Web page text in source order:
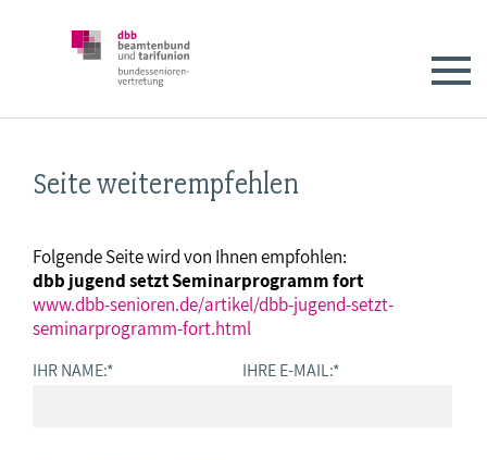
Seite weiterempfehlen
Folgende Seite wird von Ihnen empfohlen:
dbb jugend setzt Seminarprogramm fort
www.dbb-senioren.de/artikel/dbb-jugend-setzt-
seminarprogramm-fort.html
IHR NAME:* IHRE E-MAIL:*